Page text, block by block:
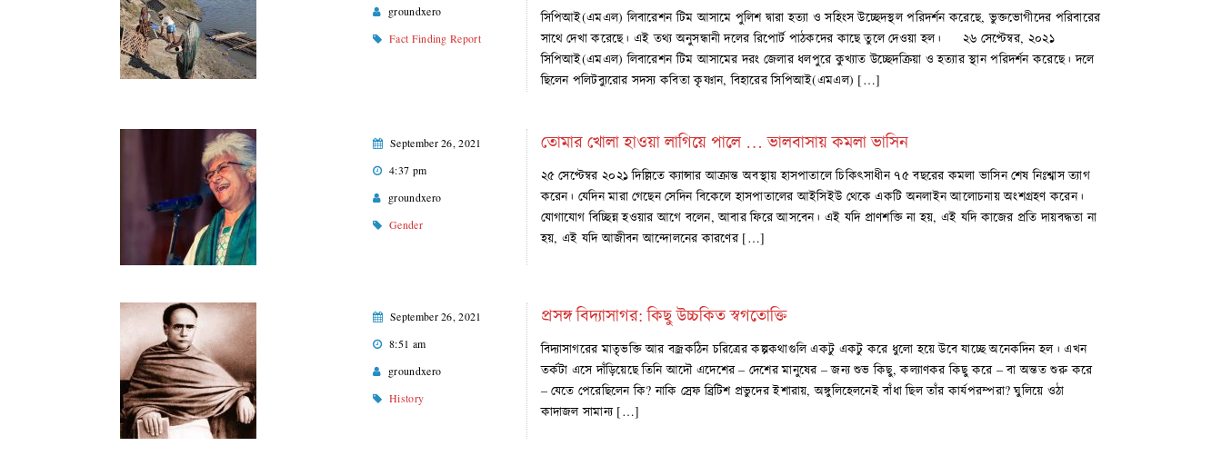
groundxero
Fact Finding Report
সিপিআই(এমএল) লিবারেশন টিম আসামে পুলিশ দ্বারা হত্যা ও সহিংস উচ্ছেদস্থল পরিদর্শন করেছে, ভুক্তভোগীদের পরিবারের
সাথে দেখা করেছে। এই তথ্য অনুসন্ধানী দলের রিপোর্ট পাঠকদের কাছে তুলে দেওয়া হল। ২৬ সেপ্টেম্বর, ২০২১
সিপিআই(এমএল) লিবারেশন টিম আসামের দরং জেলার ধলপুরে কুখ্যাত উচ্ছেদক্রিয়া ও হত্যার স্থান পরিদর্শন করেছে। দলে
ছিলেন পলিটব্যুরোর সদস্য কবিতা কৃষ্ণান, বিহারের সিপিআই(এমএল) […]
September 26, 2021
4:37 pm
groundxero
Gender
তোমার খোলা হাওয়া লাগিয়ে পালে … ভালবাসায় কমলা ভাসিন
২৫ সেপ্টেম্বর ২০২১ দিল্লিতে ক্যান্সার আক্রান্ত অবস্থায় হাসপাতালে চিকিৎসাধীন ৭৫ বছরের কমলা ভাসিন শেষ নিঃশ্বাস ত্যাগ
করেন। যেদিন মারা গেছেন সেদিন বিকেলে হাসপাতালের আইসিইউ থেকে একটি অনলাইন আলোচনায় অংশগ্রহণ করেন।
যোগাযোগ বিচ্ছিন্ন হওয়ার আগে বলেন, আবার ফিরে আসবেন। এই যদি প্রাণশক্তি না হয়, এই যদি কাজের প্রতি দায়বদ্ধতা না
হয়, এই যদি আজীবন আন্দোলনের কারণের […]
September 26, 2021
8:51 am
groundxero
History
প্রসঙ্গ বিদ্যাসাগর: কিছু উচ্চকিত স্বগতোক্তি
বিদ্যাসাগরের মাতৃভক্তি আর বজ্রকঠিন চরিত্রের কল্পকথাগুলি একটু একটু করে ধুলো হয়ে উবে যাচ্ছে অনেকদিন হল। এখন
তর্কটা এসে দাঁড়িয়েছে তিনি আদৌ এদেশের – দেশের মানুষের – জন্য শুভ কিছু, কল্যাণকর কিছু করে – বা অন্তত শুরু করে
– যেতে পেরেছিলেন কি? নাকি স্রেফ ব্রিটিশ প্রভুদের ইশারায়, অঙ্গুলিহেলনেই বাঁধা ছিল তাঁর কার্যপরম্পরা? ঘুলিয়ে ওঠা
কাদাজল সামান্য […]